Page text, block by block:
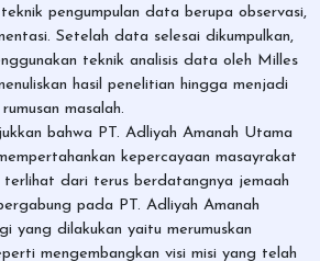
pengumpulan data berupa observasi,
Setelah data selesai dikumpulkan,
teknik analisis data oleh Milles
hasil penelitian hingga menjadi
masalah.
bahwa PT. Adliyah Amanah Utama
kepercayaan masayrakat
terlihat dari terus berdatangnya jemaah
pada PT. Adliyah Amanah
yang dilakukan yaitu merumuskan
mengembangkan visi misi yang telah